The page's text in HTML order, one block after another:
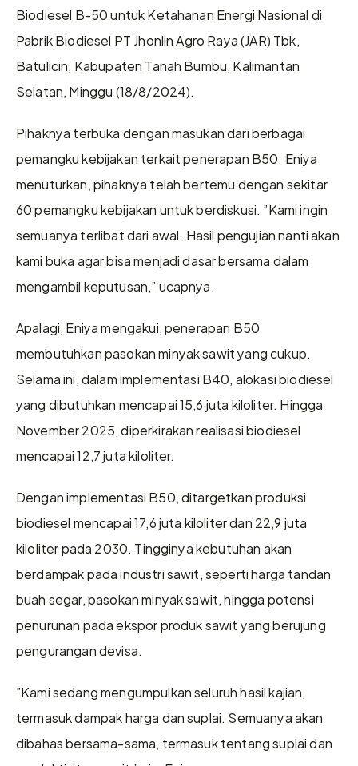
Biodiesel B-50 untuk Ketahanan Energi Nasional di
Pabrik Biodiesel PT Jhonlin Agro Raya (JAR) Tbk,
Batulicin, Kabupaten Tanah Bumbu, Kalimantan
Selatan, Minggu (18/8/2024).
Pihaknya terbuka dengan masukan dari berbagai
pemangku kebijakan terkait penerapan B50. Eniya
menuturkan, pihaknya telah bertemu dengan sekitar
60 pemangku kebijakan untuk berdiskusi. ”Kami ingin
semuanya terlibat dari awal. Hasil pengujian nanti akan
kami buka agar bisa menjadi dasar bersama dalam
mengambil keputusan,” ucapnya.
Apalagi, Eniya mengakui, penerapan B50
membutuhkan pasokan minyak sawit yang cukup.
Selama ini, dalam implementasi B40, alokasi biodiesel
yang dibutuhkan mencapai 15,6 juta kiloliter. Hingga
November 2025, diperkirakan realisasi biodiesel
mencapai 12,7 juta kiloliter.
Dengan implementasi B50, ditargetkan produksi
biodiesel mencapai 17,6 juta kiloliter dan 22,9 juta
kiloliter pada 2030. Tingginya kebutuhan akan
berdampak pada industri sawit, seperti harga tandan
buah segar, pasokan minyak sawit, hingga potensi
penurunan pada ekspor produk sawit yang berujung
pengurangan devisa.
”Kami sedang mengumpulkan seluruh hasil kajian,
termasuk dampak harga dan suplai. Semuanya akan
dibahas bersama-sama, termasuk tentang suplai dan